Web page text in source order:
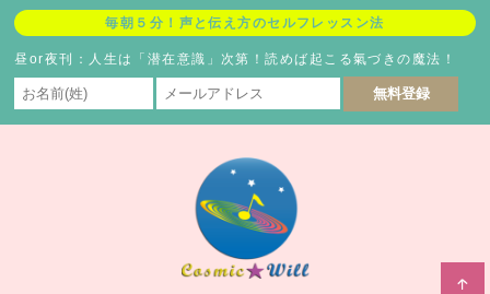
毎朝５分！声と伝え方のセルフレッスン法
昼or夜刊：人生は「潜在意識」次第！読めば起こる氣づきの魔法！